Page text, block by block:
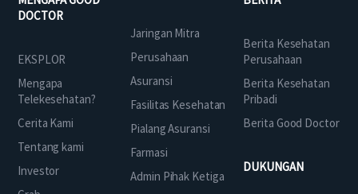
DOCTOR
EKSPLOR
Mengapa
Telekesehatan?
Cerita Kami
Tentang kami
Investor
Jaringan Mitra
Perusahaan
Asuransi
Fasilitas Kesehatan
Pialang Asuransi
Farmasi
Admin Pihak Ketiga
Berita Kesehatan
Perusahaan
Berita Kesehatan
Pribadi
Berita Good Doctor
DUKUNGAN